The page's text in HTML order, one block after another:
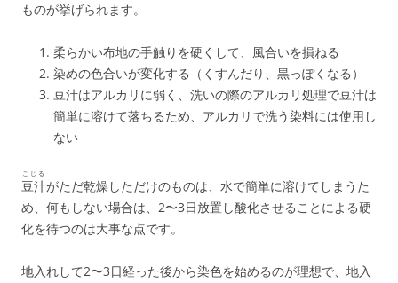
ものが挙げられます。
柔らかい布地の手触りを硬くして、風合いを損ねる
染めの色合いが変化する（くすんだり、黒っぽくなる）
豆汁はアルカリに弱く、洗いの際のアルカリ処理で豆汁は
簡単に溶けて落ちるため、アルカリで洗う染料には使用し
ない
豆汁
ごじる
がただ乾燥しただけのものは、水で簡単に溶けてしまうた
め、何もしない場合は、2〜3日放置し酸化させることによる硬
化を待つのは大事な点です。
地入れして2〜3日経った後から染色を始めるのが理想で、地入